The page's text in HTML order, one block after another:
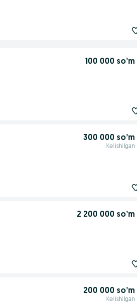
100 000 so’m
300 000 so’m
Kelishilgan
2 200 000 so’m
200 000 so’m
Kelishilgan